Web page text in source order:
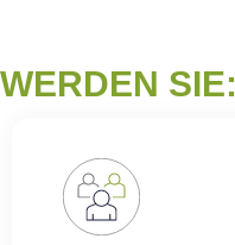
WERDEN SIE: